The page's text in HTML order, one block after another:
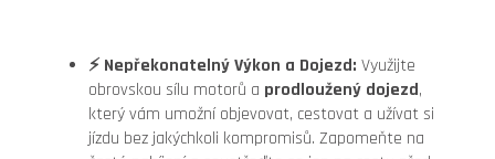
⚡ Nepřekonatelný Výkon a Dojezd: Využijte
obrovskou sílu motorů a prodloužený dojezd,
který vám umožní objevovat, cestovat a užívat si
jízdu bez jakýchkoli kompromisů. Zapomeňte na